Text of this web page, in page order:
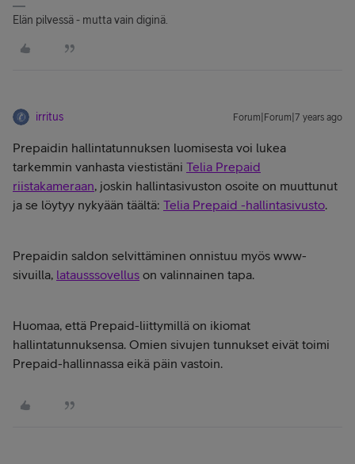
Elän pilvessä - mutta vain diginä.
irritus Forum|Forum|7 years ago
Prepaidin hallintatunnuksen luomisesta voi lukea
tarkemmin vanhasta viestistäni Telia Prepaid
riistakameraan, joskin hallintasivuston osoite on muuttunut
ja se löytyy nykyään täältä: Telia Prepaid -hallintasivusto.
Prepaidin saldon selvittäminen onnistuu myös www-
sivuilla, latausssovellus on valinnainen tapa.
Huomaa, että Prepaid-liittymillä on ikiomat
hallintatunnuksensa. Omien sivujen tunnukset eivät toimi
Prepaid-hallinnassa eikä päin vastoin.